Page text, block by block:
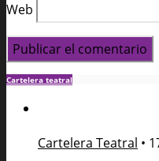
Web
Cartelera teatral
Cartelera Teatral •